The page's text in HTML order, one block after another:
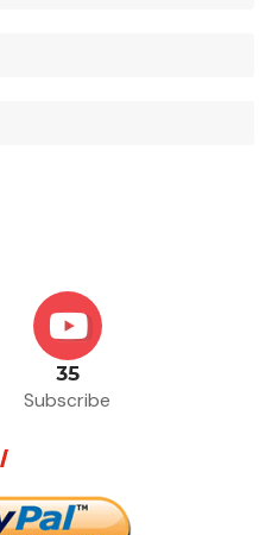
35
Subscribe